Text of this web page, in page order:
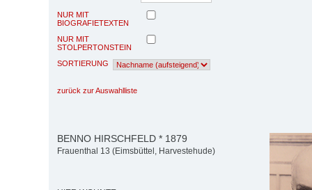
NUR MIT
BIOGRAFIETEXTEN
NUR MIT
STOLPERTONSTEIN
SORTIERUNG
zurück zur Auswahlliste
BENNO HIRSCHFELD * 1879
Frauenthal 13 (Eimsbüttel, Harvestehude)